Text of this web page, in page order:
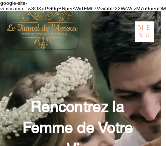
google-site-
verification=w8OKdPG9qBNpeeWrdFMh7Vvx5bP22WiWozM7o9uenDM
ME
NU
Rencontrez la
Femme de Votre